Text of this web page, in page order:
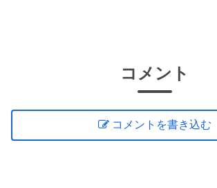
コメント
コメントを書き込む